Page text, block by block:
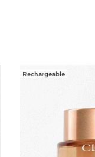
Rechargeable